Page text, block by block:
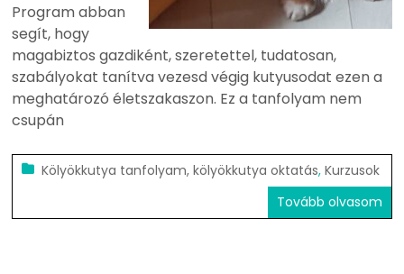
Program abban
segít, hogy
magabiztos gazdiként, szeretettel, tudatosan,
szabályokat tanítva vezesd végig kutyusodat ezen a
meghatározó életszakaszon. Ez a tanfolyam nem
csupán
Kölyökkutya tanfolyam, kölyökkutya oktatás,Kurzusok
Tovább olvasom